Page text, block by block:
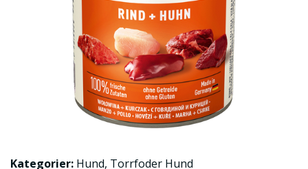
Kategorier: Hund, Torrfoder Hund